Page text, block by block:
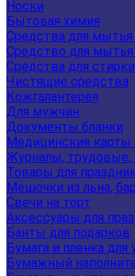
Носки
Бытовая химия
Средства для
Средство для мытья
Средства для стирки
Чистящие средства
Кожгалантерея
Для мужчин
Документы бланки
Медицинские карты
Журналы, трудовые,
Товары для
Мешочки из льна,
Свечи на торт
Аксессуары для
Банты для подарков
Бумага и пленка для
Бумажный